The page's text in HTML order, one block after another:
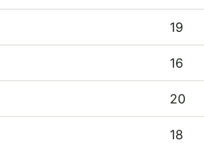
19
16
20
18